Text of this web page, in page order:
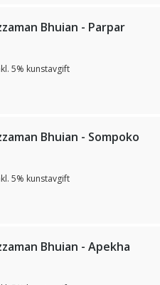
Bhuian - Parpar
5% kunstavgift
Bhuian - Sompoko
5% kunstavgift
Bhuian - Apekha